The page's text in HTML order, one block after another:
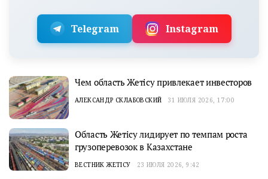
Telegram Instagram
Чем область Жетісу привлекает инвесторов
АЛЕКСАНДР СКЛАБОВСКИЙ 31 ИЮЛЯ 2026, 17:00
Область Жетісу лидирует по темпам роста
грузоперевозок в Казахстане
ВЕСТНИК ЖЕТІСУ 23 ИЮЛЯ 2026, 9:42